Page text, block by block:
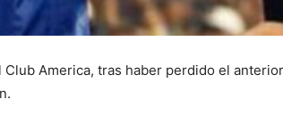
America, tras haber perdido el